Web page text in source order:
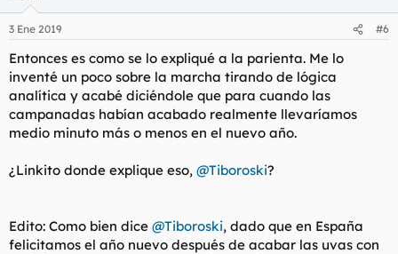
3 Ene 2019 #6
Entonces es como se lo expliqué a la parienta. Me lo
inventé un poco sobre la marcha tirando de lógica
analítica y acabé diciéndole que para cuando las
campanadas habían acabado realmente llevaríamos
medio minuto más o menos en el nuevo año.
¿Linkito donde explique eso, @Tiboroski?
Edito: Como bien dice @Tiboroski, dado que en España
felicitamos el año nuevo después de acabar las uvas con